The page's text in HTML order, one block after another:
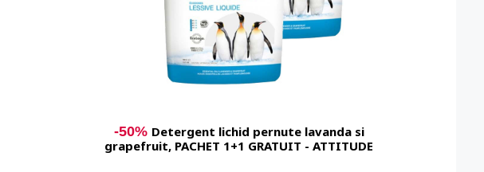
-50% Detergent lichid pernute lavanda si
grapefruit, PACHET 1+1 GRATUIT - ATTITUDE